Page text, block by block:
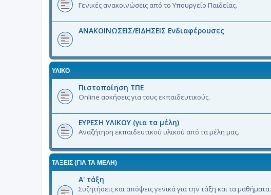
Γενικές ανακοινώσεις από το Υπουργείο Παιδείας.
ΑΝΑΚΟΙΝΩΣΕΙΣ/ΕΙΔΗΣΕΙΣ Ενδιαφέρουσες
ΥΛΙΚΟ
Πιστοποίηση ΤΠΕ
Online ασκήσεις για τους εκπαιδευτικούς.
ΕΥΡΕΣΗ ΥΛΙΚΟΥ (για τα μέλη)
Αναζήτηση εκπαιδευτικού υλικού από τα μέλη μας.
ΤΑΞΕΙΣ (ΓΙΑ ΤΑ ΜΈΛΗ)
Α' τάξη
Συζητήσεις και απόψεις γενικά για την τάξη και τα μαθήματα.